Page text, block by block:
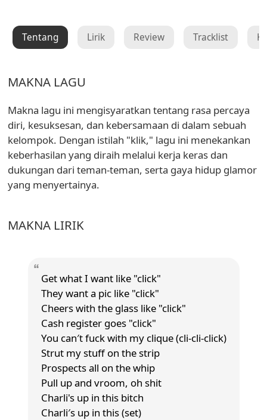
Tentang Lirik Review Tracklist
MAKNA LAGU
Makna lagu ini mengisyaratkan tentang rasa percaya
diri, kesuksesan, dan kebersamaan di dalam sebuah
kelompok. Dengan istilah "klik," lagu ini menekankan
keberhasilan yang diraih melalui kerja keras dan
dukungan dari teman-teman, serta gaya hidup glamor
yang menyertainya.
MAKNA LIRIK
Get what I want like "click"
They want a pic like "click"
Cheers with the glass like "click"
Cash register goes "click"
You can′t fuck with my clique (cli-cli-click)
Strut my stuff on the strip
Prospects all on the whip
Pull up and vroom, oh shit
Charli's up in this bitch
Charli′s up in this (set)